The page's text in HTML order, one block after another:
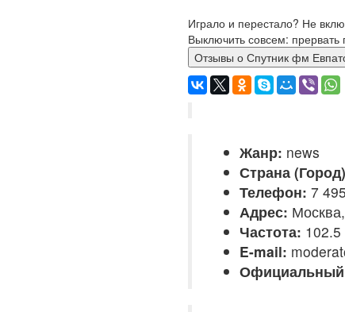
Играло и перестало? Не
Выключить совсем: прервать
Отзывы о Спутник фм
Жанр: news
Страна
Телефон: 7
Адрес:
Частота: 102.5
E-mail:
Официальный